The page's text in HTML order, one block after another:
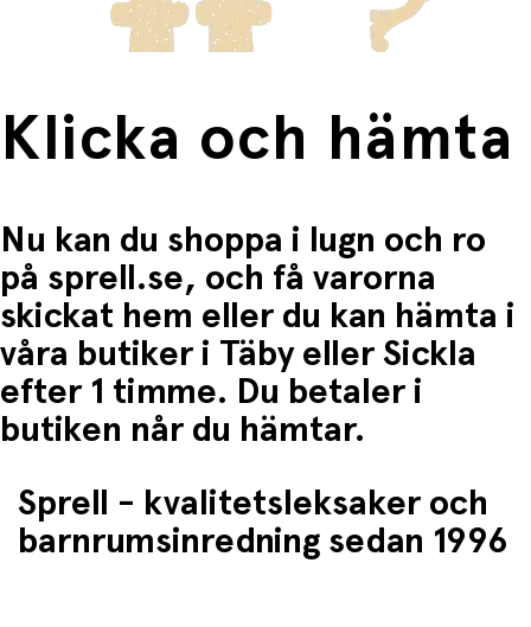
Klicka och hämta
Nu kan du shoppa i lugn och ro
på sprell.se, och få varorna
skickat hem eller du kan hämta i
våra butiker i Täby eller Sickla
efter 1 timme. Du betaler i
butiken når du hämtar.
Sprell - kvalitetsleksaker och
barnrumsinredning sedan 1996